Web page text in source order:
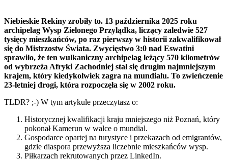
Niebieskie Rekiny zrobiły to. 13 października 2025 roku
archipelag Wysp Zielonego Przylądka, liczący zaledwie 527
tysięcy mieszkańców, po raz pierwszy w historii zakwalifikował
się do Mistrzostw Świata. Zwycięstwo 3:0 nad Eswatini
sprawiło, że ten wulkaniczny archipelag leżący 570 kilometrów
od wybrzeża Afryki Zachodniej stał się drugim najmniejszym
krajem, który kiedykolwiek zagra na mundialu. To zwieńczenie
23-letniej drogi, która rozpoczęła się w 2002 roku.
TLDR? ;-) W tym artykule przeczytasz o:
Historycznej kwalifikacji kraju mniejszego niż Poznań, który
pokonał Kamerun w walce o mundial.
Gospodarce opartej na turystyce i przekazach od emigrantów,
gdzie diaspora przewyższa liczebnie mieszkańców wysp.
Piłkarzach rekrutowanych przez LinkedIn.